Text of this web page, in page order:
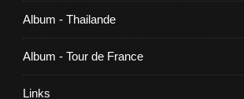
Album - Thailande
Album - Tour de France
Links